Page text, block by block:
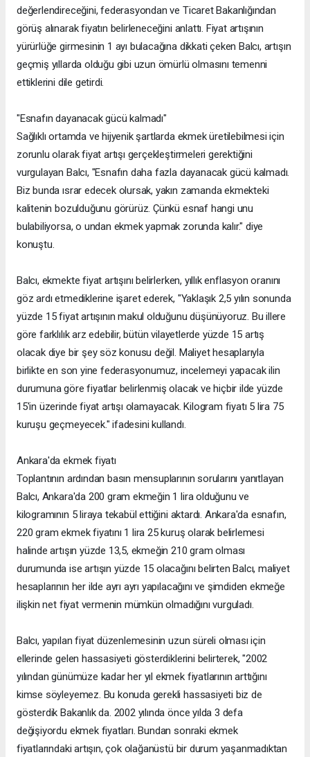
değerlendireceğini, federasyondan ve Ticaret Bakanlığından
görüş alınarak fiyatın belirleneceğini anlattı. Fiyat artışının
yürürlüğe girmesinin 1 ayı bulacağına dikkati çeken Balcı, artışın
geçmiş yıllarda olduğu gibi uzun ömürlü olmasını temenni
ettiklerini dile getirdi.
"Esnafın dayanacak gücü kalmadı"
Sağlıklı ortamda ve hijyenik şartlarda ekmek üretilebilmesi için
zorunlu olarak fiyat artışı gerçekleştirmeleri gerektiğini
vurgulayan Balcı, "Esnafın daha fazla dayanacak gücü kalmadı.
Biz bunda ısrar edecek olursak, yakın zamanda ekmekteki
kalitenin bozulduğunu görürüz. Çünkü esnaf hangi unu
bulabiliyorsa, o undan ekmek yapmak zorunda kalır." diye
konuştu.
Balcı, ekmekte fiyat artışını belirlerken, yıllık enflasyon oranını
göz ardı etmediklerine işaret ederek, "Yaklaşık 2,5 yılın sonunda
yüzde 15 fiyat artışının makul olduğunu düşünüyoruz. Bu illere
göre farklılık arz edebilir, bütün vilayetlerde yüzde 15 artış
olacak diye bir şey söz konusu değil. Maliyet hesaplarıyla
birlikte en son yine federasyonumuz, incelemeyi yapacak ilin
durumuna göre fiyatlar belirlenmiş olacak ve hiçbir ilde yüzde
15'in üzerinde fiyat artışı olamayacak. Kilogram fiyatı 5 lira 75
kuruşu geçmeyecek." ifadesini kullandı.
Ankara'da ekmek fiyatı
Toplantının ardından basın mensuplarının sorularını yanıtlayan
Balcı, Ankara'da 200 gram ekmeğin 1 lira olduğunu ve
kilogramının 5 liraya tekabül ettiğini aktardı. Ankara'da esnafın,
220 gram ekmek fiyatını 1 lira 25 kuruş olarak belirlemesi
halinde artışın yüzde 13,5, ekmeğin 210 gram olması
durumunda ise artışın yüzde 15 olacağını belirten Balcı, maliyet
hesaplarının her ilde ayrı ayrı yapılacağını ve şimdiden ekmeğe
ilişkin net fiyat vermenin mümkün olmadığını vurguladı.
Balcı, yapılan fiyat düzenlemesinin uzun süreli olması için
ellerinde gelen hassasiyeti gösterdiklerini belirterek, "2002
yılından günümüze kadar her yıl ekmek fiyatlarının arttığını
kimse söyleyemez. Bu konuda gerekli hassasiyeti biz de
gösterdik Bakanlık da. 2002 yılında önce yılda 3 defa
değişiyordu ekmek fiyatları. Bundan sonraki ekmek
fiyatlarındaki artışın, çok olağanüstü bir durum yaşanmadıktan